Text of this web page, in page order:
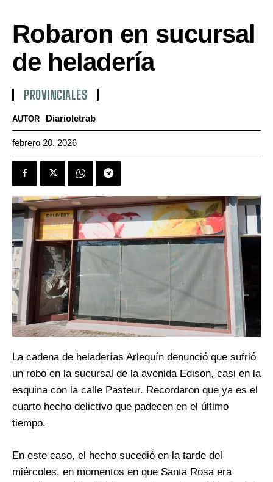
Robaron en sucursal
de heladería
PROVINCIALES
AUTOR Diarioletrab
febrero 20, 2026
La cadena de heladerías Arlequín denunció que sufrió
un robo en la sucursal de la avenida Edison, casi en la
esquina con la calle Pasteur. Recordaron que ya es el
cuarto hecho delictivo que padecen en el último
tiempo.
En este caso, el hecho sucedió en la tarde del
miércoles, en momentos en que Santa Rosa era